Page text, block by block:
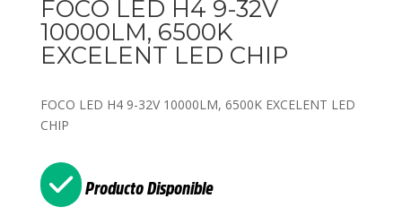
FOCO LED H4 9-32V
10000LM, 6500K
EXCELENT LED CHIP
FOCO LED H4 9-32V 10000LM, 6500K EXCELENT LED
CHIP
Producto Disponible